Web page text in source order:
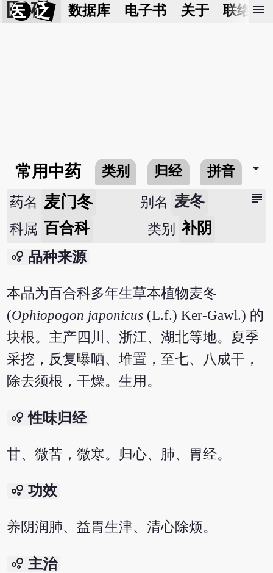
医 砭 数据库 电子书 关于 联络我
menu
常用中药 类别 归经 拼音 arrow_drop_down
subject
药名 麦门冬 别名 麦冬
科属 百合科 类别 补阴
bubble_chart 品种来源
本品为百合科多年生草本植物麦冬
(Ophiopogon japonicus (L.f.) Ker-Gawl.) 的
块根。主产四川、浙江、湖北等地。夏季
采挖，反复曝晒、堆置，至七、八成干，
除去须根，干燥。生用。
bubble_chart 性味归经
甘、微苦，微寒。归心、肺、胃经。
bubble_chart 功效
养阴润肺、益胃生津、清心除烦。
bubble_chart 主治